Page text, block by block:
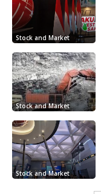
Stock and Market
Stock and Market
Stock and Market